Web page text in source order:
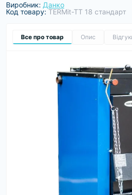
Виробник: Данко
Код товару:TERMit-TT 18 стандарт
Все про товар Опис